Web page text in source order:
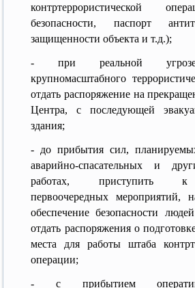
контртеррористической
безопасности, паспорт
защищенности объекта и т.д.);
- при реальной угрозе
крупномасштабного
отдать распоряжение на
Центра, с последующей
здания;
- до прибытия сил,
аварийно-спасательных и
работах, приступить к
первоочередных мероприятий,
обеспечение безопасности
отдать распоряжения о
места для работы штаба
операции;
- с прибытием